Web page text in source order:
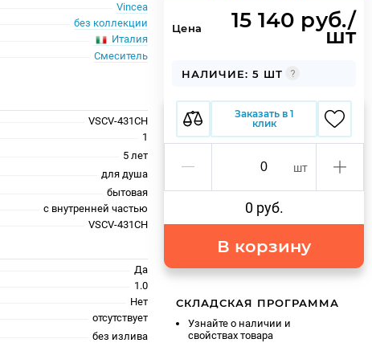
Vincea
без коллекции
Италия
Смеситель
VSCV-431CH
1
5 лет
для душа
бытовая
с внутренней частью
VSCV-431CH
Да
1.0
Нет
отсутствует
без излива
Цена 15 140 руб./
шт
НАЛИЧИЕ: 5 ШТ
Заказать в 1
клик
шт
0 руб.
В корзину
СКЛАДСКАЯ ПРОГРАММА
Узнайте о наличии и
свойствах товара